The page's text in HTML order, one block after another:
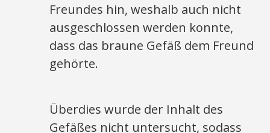
Freundes hin, weshalb auch nicht
ausgeschlossen werden konnte,
dass das braune Gefäß dem Freund
gehörte.
Überdies wurde der Inhalt des
Gefäßes nicht untersucht, sodass